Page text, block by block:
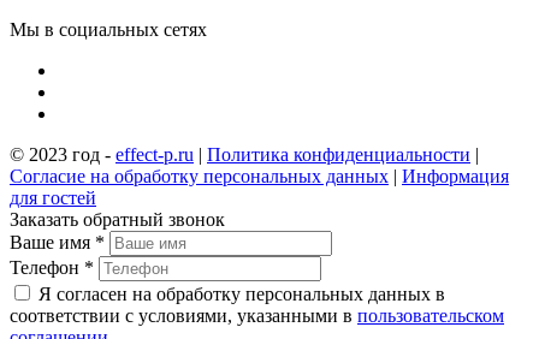
Мы в социальных сетях
© 2023 год - effect-p.ru | Политика конфиденциальности |
Согласие на обработку персональных данных | Информация
для гостей
Заказать обратный звонок
Ваше имя *
Телефон *
Я согласен на обработку персональных данных в
соответствии с условиями, указанными в пользовательском